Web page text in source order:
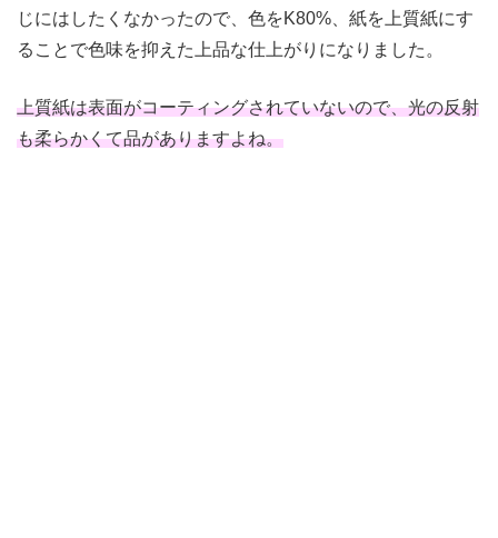
じにはしたくなかったので、色をK80%、紙を上質紙にす
ることで色味を抑えた上品な仕上がりになりました。
上質紙は表面がコーティングされていないので、光の反射
も柔らかくて品がありますよね。